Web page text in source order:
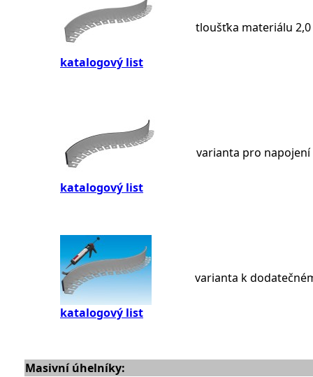
katalogový list
tloušťka materiálu
katalogový list
varianta pro napojení
katalogový list
varianta k
Masivní úhelníky: